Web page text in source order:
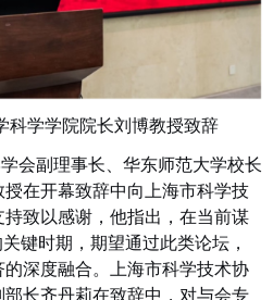
科学学院院长刘博教授致辞
会副理事长、华东师范大学校长
在开幕致辞中向上海市科学技
致以感谢，他指出，在当前谋
键时期，期望通过此类论坛，
深度融合。上海市科学技术协
长齐丹莉在致辞中，对与会专